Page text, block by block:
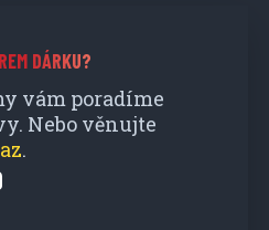
DÁRKU?
vám poradíme
Nebo věnujte
.